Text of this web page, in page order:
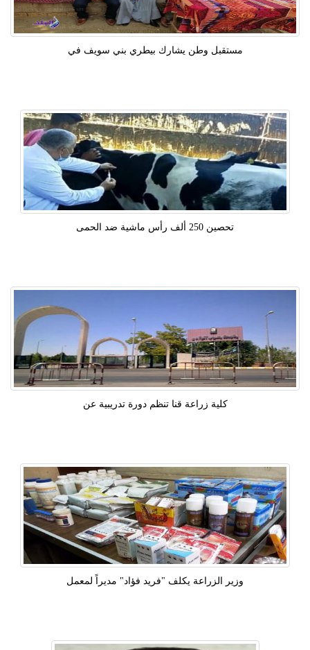
مستقبل وطن يشارك بيطري بني سويف في
تحصين 250 ألف رأس ماشية ضد الحمى
كلية زراعة قنا تنظم دورة تدريبية عن
وزير الزراعة يكلف "فريد فؤاد" مديراً لمعمل